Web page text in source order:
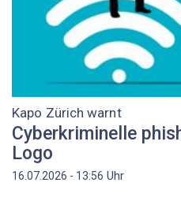
Kapo Zürich warnt
Cyberkriminelle
Logo
16.07.2026 - 13:56 Uhr